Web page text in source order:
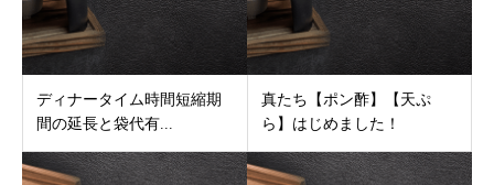
ディナータイム時間短縮期
間の延長と袋代有...
真たち【ポン酢】【天ぷ
ら】はじめました！